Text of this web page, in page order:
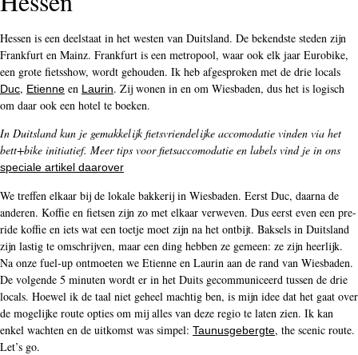
Hessen is een deelstaat in het westen van Duitsland. De bekendste steden zijn
Frankfurt en Mainz. Frankfurt is een metropool, waar ook elk jaar Eurobike,
een grote fietsshow, wordt gehouden. Ik heb afgesproken met de drie locals
Duc, Etienne en Laurin. Zij wonen in en om Wiesbaden, dus het is logisch
om daar ook een hotel te boeken.
In Duitsland kun je gemakkelijk fietsvriendelijke accomodatie vinden via het
bett+bike initiatief. Meer tips voor fietsaccomodatie en labels vind je in ons
speciale artikel daarover
We treffen elkaar bij de lokale bakkerij in Wiesbaden. Eerst Duc, daarna de
anderen. Koffie en fietsen zijn zo met elkaar verweven. Dus eerst even een pre-
ride koffie en iets wat een toetje moet zijn na het ontbijt. Baksels in Duitsland
zijn lastig te omschrijven, maar een ding hebben ze gemeen: ze zijn heerlijk.
Na onze fuel-up ontmoeten we Etienne en Laurin aan de rand van Wiesbaden.
De volgende 5 minuten wordt er in het Duits gecommuniceerd tussen de drie
locals. Hoewel ik de taal niet geheel machtig ben, is mijn idee dat het gaat over
de mogelijke route opties om mij alles van deze regio te laten zien. Ik kan
enkel wachten en de uitkomst was simpel: Taunusgebergte, the scenic route.
Let’s go.